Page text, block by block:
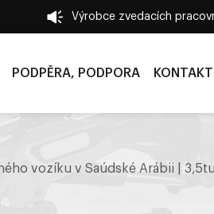
Výrobce zvedacích
PODPĚRA, PODPORA
vozíku v Saúdské Arábii |